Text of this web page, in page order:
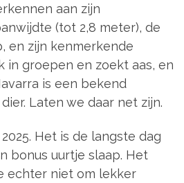
aan zijn
(tot 2,8 meter), de
en zijn kenmerkende
in groepen en zoekt aas, en
is een bekend
Laten we daar net zijn.
Het is de langste dag
bonus uurtje slaap. Het
echter niet om lekker